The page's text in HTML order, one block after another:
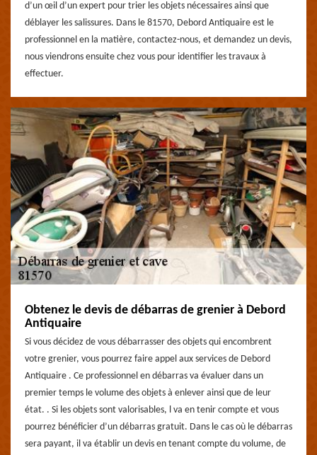
d’un œil d’un expert pour trier les objets nécessaires ainsi que
déblayer les salissures. Dans le 81570, Debord Antiquaire est le
professionnel en la matière, contactez-nous, et demandez un devis,
nous viendrons ensuite chez vous pour identifier les travaux à
effectuer.
Obtenez le devis de débarras de grenier à Debord
Antiquaire
Si vous décidez de vous débarrasser des objets qui encombrent
votre grenier, vous pourrez faire appel aux services de Debord
Antiquaire . Ce professionnel en débarras va évaluer dans un
premier temps le volume des objets à enlever ainsi que de leur
état. . Si les objets sont valorisables, l va en tenir compte et vous
pourrez bénéficier d’un débarras gratuit. Dans le cas où le débarras
sera payant, il va établir un devis en tenant compte du volume, de